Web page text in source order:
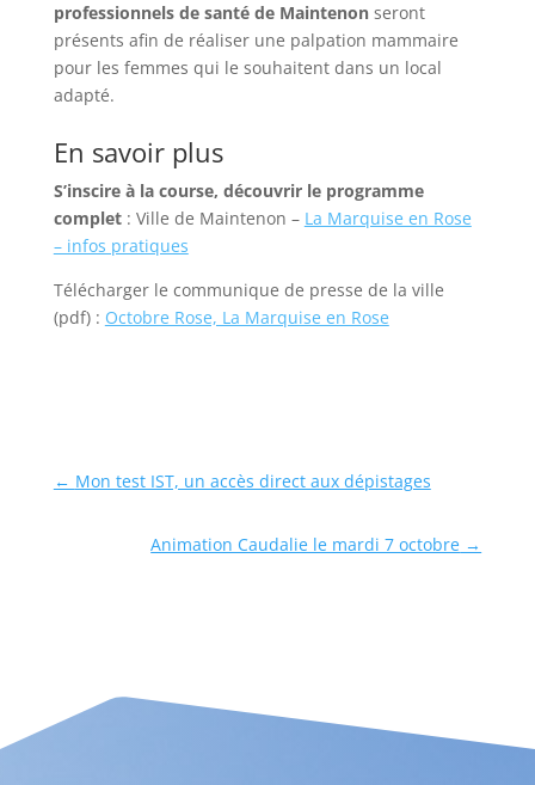
professionnels de santé de Maintenonseront
présents afin de réaliser une palpation mammaire
pour les femmes qui le souhaitent dans un local
adapté.
En savoir plus
S’inscire à la course, découvrir le programme
complet: Ville de Maintenon – La Marquise en Rose
– infos pratiques
Télécharger le communique de presse de la ville
(pdf) : Octobre Rose, La Marquise en Rose
← Mon test IST, un accès direct aux dépistages
Animation Caudalie le mardi 7 octobre →